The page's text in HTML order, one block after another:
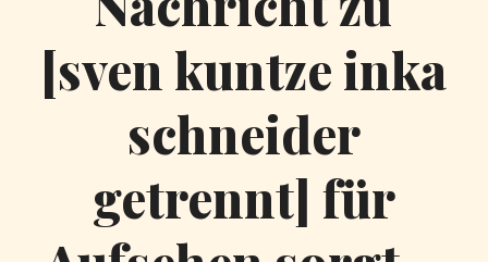
[sven kuntze inka
schneider
getrennt] für